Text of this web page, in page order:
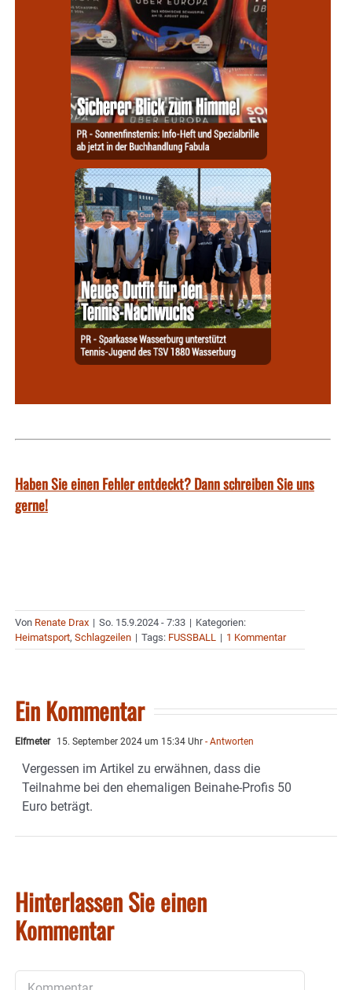
Haben Sie einen Fehler entdeckt? Dann schreiben Sie uns
gerne!
Von Renate Drax | So. 15.9.2024 - 7:33 | Kategorien:
Heimatsport, Schlagzeilen | Tags: FUSSBALL | 1 Kommentar
Ein Kommentar
Elfmeter 15. September 2024 um 15:34 Uhr - Antworten
Vergessen im Artikel zu erwähnen, dass die
Teilnahme bei den ehemaligen Beinahe-Profis 50
Euro beträgt.
Hinterlassen Sie einen
Kommentar